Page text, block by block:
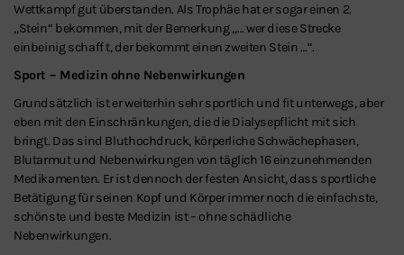
Wettkampf gut überstanden. Als Trophäe hat er sogar einen 2.
„Stein“ bekommen, mit der Bemerkung „… wer diese Strecke
einbeinig schaff t, der bekommt einen zweiten Stein …“.
Sport – Medizin ohne Nebenwirkungen
Grundsätzlich ist er weiterhin sehr sportlich und fit unterwegs, aber
eben mit den Einschränkungen, die die Dialysepflicht mit sich
bringt. Das sind Bluthochdruck, körperliche Schwächephasen,
Blutarmut und Nebenwirkungen von täglich 16 einzunehmenden
Medikamenten. Er ist dennoch der festen Ansicht, dass sportliche
Betätigung für seinen Kopf und Körper immer noch die einfachste,
schönste und beste Medizin ist – ohne schädliche
Nebenwirkungen.